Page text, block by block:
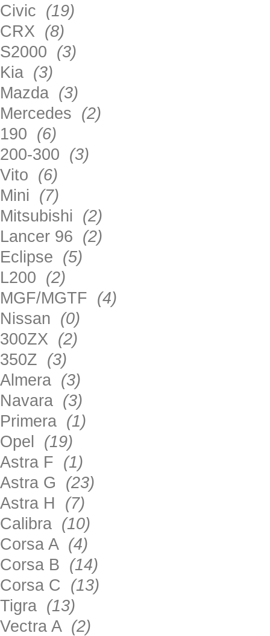
Civic (19)
CRX (8)
S2000 (3)
Kia (3)
Mazda (3)
Mercedes (2)
190 (6)
200-300 (3)
Vito (6)
Mini (7)
Mitsubishi (2)
Lancer 96 (2)
Eclipse (5)
L200 (2)
MGF/MGTF (4)
Nissan (0)
300ZX (2)
350Z (3)
Almera (3)
Navara (3)
Primera (1)
Opel (19)
Astra F (1)
Astra G (23)
Astra H (7)
Calibra (10)
Corsa A (4)
Corsa B (14)
Corsa C (13)
Tigra (13)
Vectra A (2)